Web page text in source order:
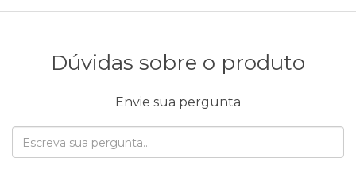
Dúvidas sobre o produto
Envie sua pergunta